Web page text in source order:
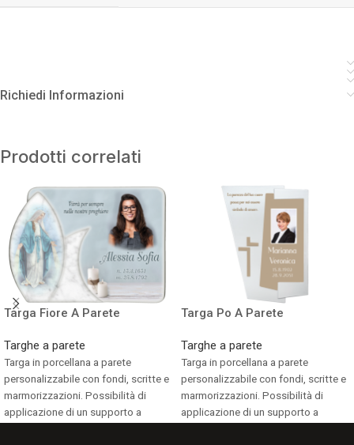
Richiedi Informazioni
Prodotti correlati
Targa Fiore A Parete
Targhe a parete
Targa in porcellana a parete
personalizzabile con fondi, scritte e
marmorizzazioni. Possibilità di
applicazione di un supporto a
Targa Po A Parete
Targhe a parete
Targa in porcellana a parete
personalizzabile con fondi, scritte e
marmorizzazioni. Possibilità di
applicazione di un supporto a